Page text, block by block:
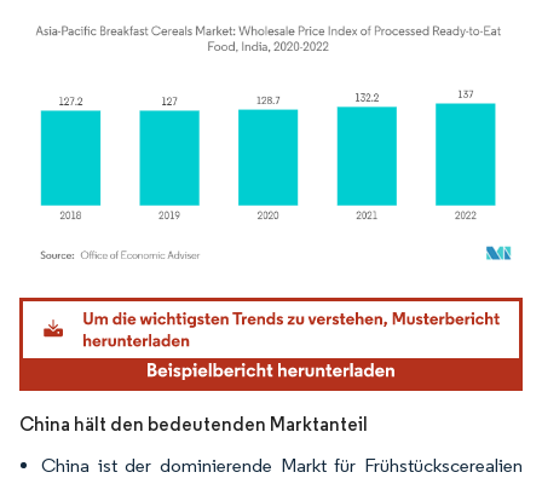
Bild © Mordor Intelligence. Wiederverwendung erfordert Namensnennung gemäß
China hält den bedeutenden Marktanteil
China ist der dominierende Markt für Frühstückscerealien